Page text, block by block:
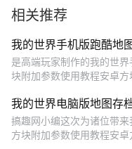
相关推荐
我的世界手机版跑酷地
是高端玩家制作的我的世
块附加参数使用教程安卓
我的世界电脑版地图存
搞趣网小编这次为诸位带
方块附加参数使用教程安